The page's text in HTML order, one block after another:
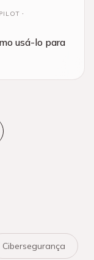
usá-lo para
Cibersegurança